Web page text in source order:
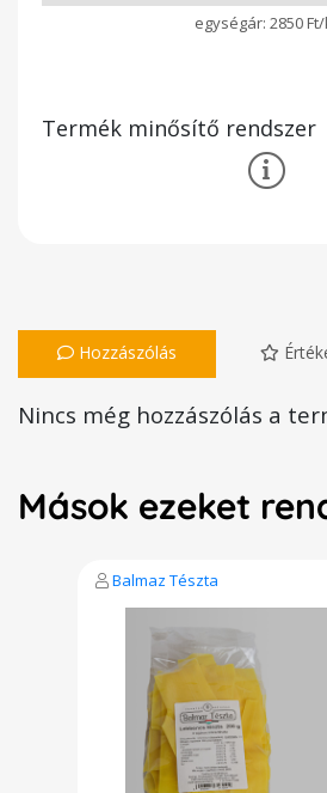
2850
Termék minősítő rendszer
Hozzászólás
Nincs még hozzászólás a
Mások ezeket
Balmaz Tészta